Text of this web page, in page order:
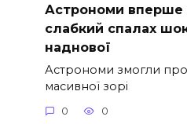
Астрономи вперше
слабкий спалах
наднової
Астрономи змогли
масивної зорі
0 0